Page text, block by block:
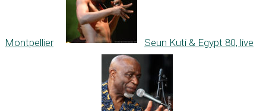
Montpellier Seun Kuti & Egypt 80, live